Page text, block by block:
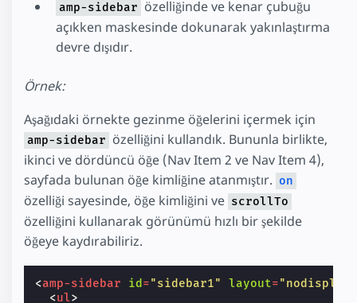
amp-sidebar özelliğinde ve kenar çubuğu
açıkken maskesinde dokunarak yakınlaştırma
devre dışıdır.
Örnek:
Aşağıdaki örnekte gezinme öğelerini içermek için
amp-sidebar özelliğini kullandık. Bununla birlikte,
ikinci ve dördüncü öğe (Nav Item 2 ve Nav Item 4),
sayfada bulunan öğe kimliğine atanmıştır. on
özelliği sayesinde, öğe kimliğini ve scrollTo
özelliğini kullanarak görünümü hızlı bir şekilde
öğeye kaydırabiliriz.
<amp-sidebar id ="sidebar1" layout=
<ul>